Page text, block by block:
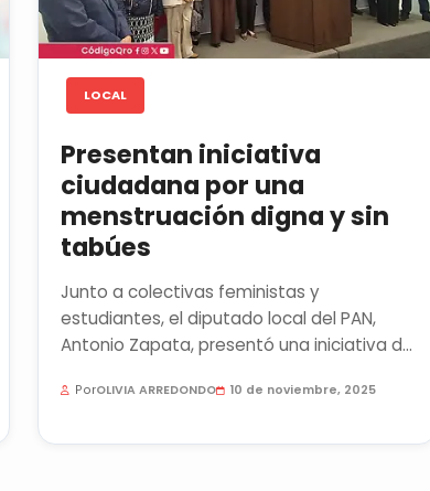
LOCAL
Presentan iniciativa
ciudadana por una
menstruación digna y sin
tabúes
Junto a colectivas feministas y
estudiantes, el diputado local del PAN,
Antonio Zapata, presentó una iniciativa de
PorOLIVIA ARREDONDO 10 de noviembre, 2025